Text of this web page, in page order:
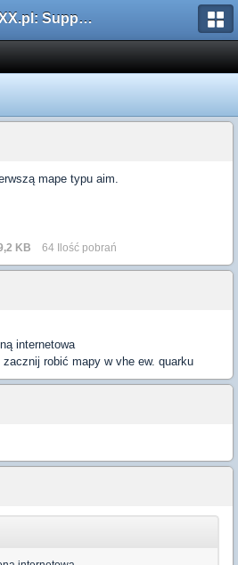
AMXX.pl: Support AMX Mod X i SourceMod
mape typu aim.
KB 64 Ilość pobrań
internetowa
robić mapy w vhe ew. quarku